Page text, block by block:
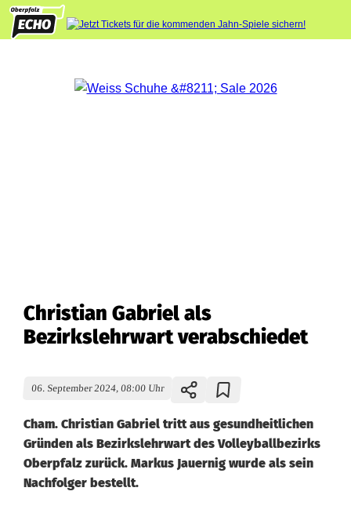
Christian Gabriel als
Bezirkslehrwart verabschiedet
06. September 2024, 08:00 Uhr
Cham. Christian Gabriel tritt aus gesundheitlichen
Gründen als Bezirkslehrwart des Volleyballbezirks
Oberpfalz zurück. Markus Jauernig wurde als sein
Nachfolger bestellt.